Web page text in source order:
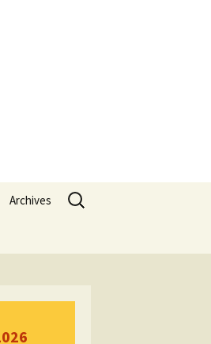
Archives
Rechercher :